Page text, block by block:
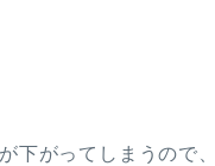
下がってしまうので、